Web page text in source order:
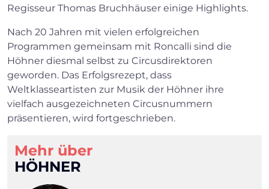
Regisseur Thomas Bruchhäuser einige Highlights.
Nach 20 Jahren mit vielen erfolgreichen
Programmen gemeinsam mit Roncalli sind die
Höhner diesmal selbst zu Circusdirektoren
geworden. Das Erfolgsrezept, dass
Weltklasseartisten zur Musik der Höhner ihre
vielfach ausgezeichneten Circusnummern
präsentieren, wird fortgeschrieben.
Mehr über
HÖHNER